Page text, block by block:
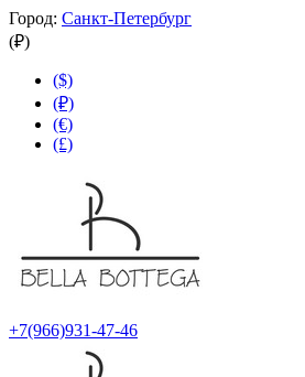
Город: Санкт-Петербург
(₽)
($)
(₽)
(€)
(£)
+7(966)931-47-46